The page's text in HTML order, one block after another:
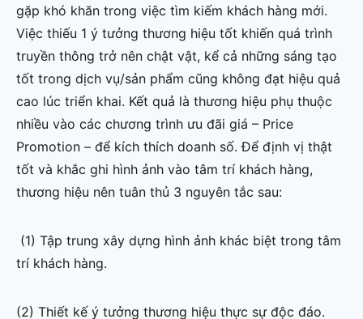
gặp khó khăn trong việc tìm kiếm khách hàng mới.
Việc thiếu 1 ý tưởng thương hiệu tốt khiến quá trình
truyền thông trở nên chật vật, kể cả những sáng tạo
tốt trong dịch vụ/sản phẩm cũng không đạt hiệu quả
cao lúc triển khai. Kết quả là thương hiệu phụ thuộc
nhiều vào các chương trình ưu đãi giá – Price
Promotion – để kích thích doanh số. Để định vị thật
tốt và khắc ghi hình ảnh vào tâm trí khách hàng,
thương hiệu nên tuân thủ 3 nguyên tắc sau:
(1) Tập trung xây dựng hình ảnh khác biệt trong tâm
trí khách hàng.
(2) Thiết kế ý tưởng thương hiệu thực sự độc đáo.